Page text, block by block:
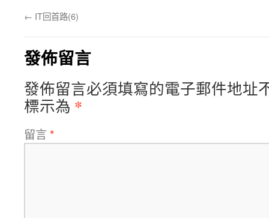
← IT回首路(6)
發佈留言
發佈留言必須填寫的電子郵件地址
標示為 *
留言 *